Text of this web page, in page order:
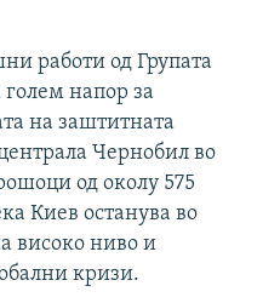
работи од Групата
голем напор за
на заштитната
Чернобил во
од околу 575
Киев останува во
високо ниво и
кризи.